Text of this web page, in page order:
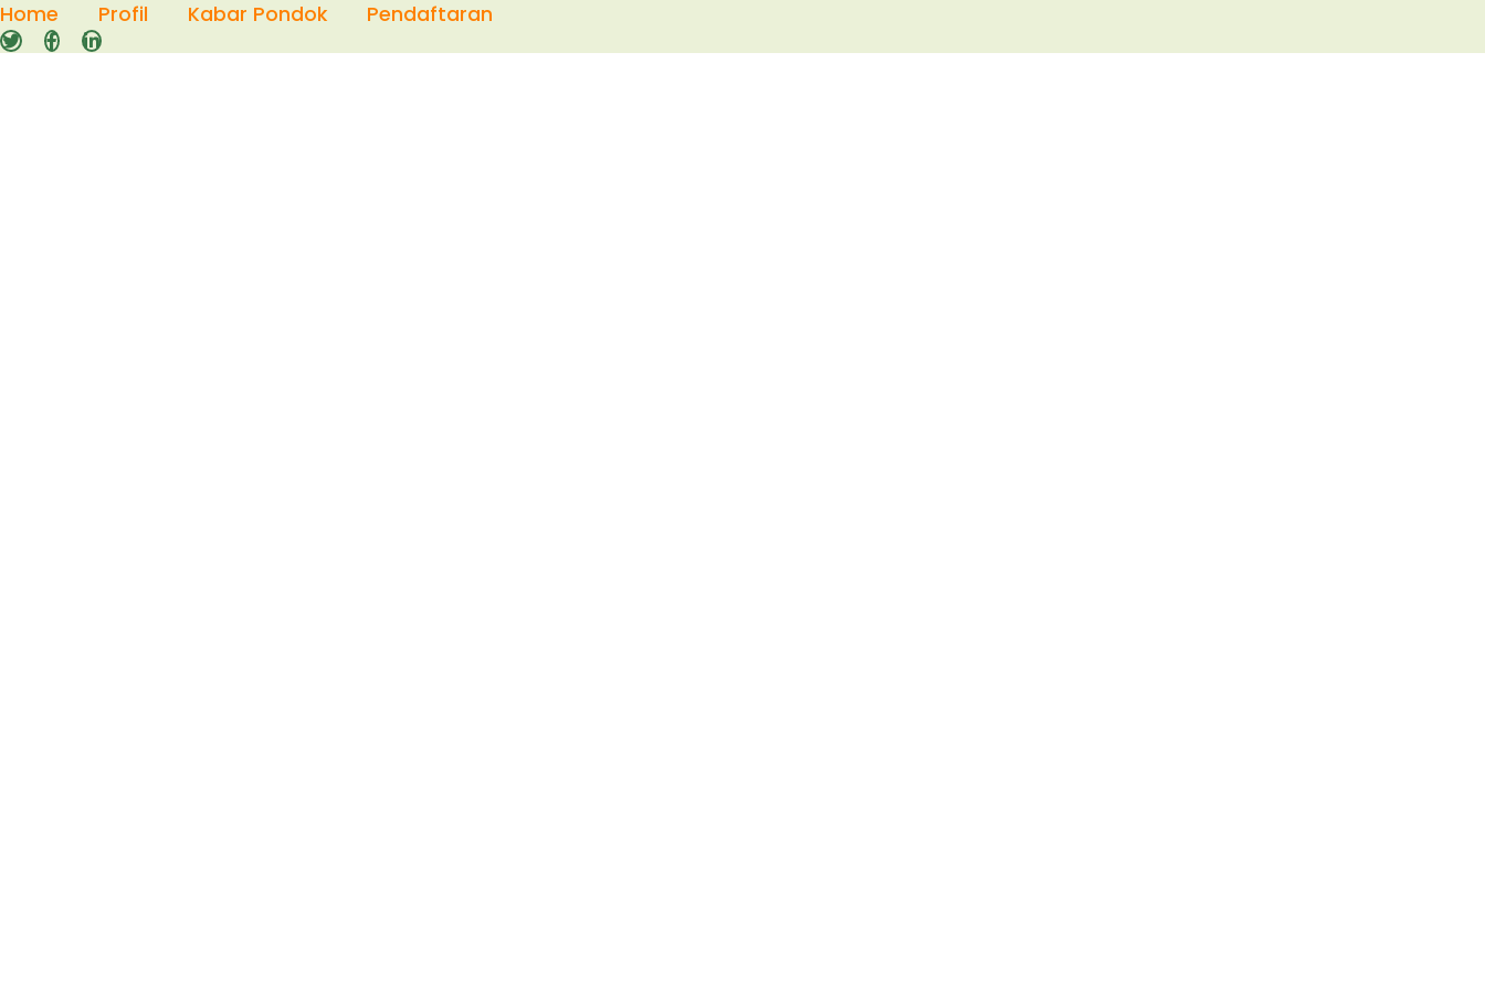
Skip
to
content
Home Profil Kabar Pondok Pendaftaran